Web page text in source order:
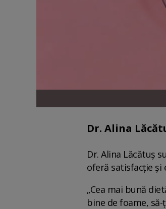
Dr. Alina
Dr. Alina Lăcătuș
oferă satisfacție și
„Cea mai bună
bine de foame,